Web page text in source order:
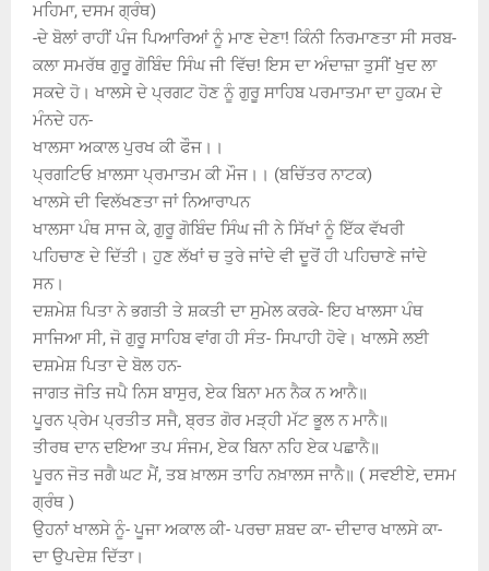
ਮਹਿਮਾ, ਦਸਮ ਗ੍ਰੰਥ)
-ਦੇ ਬੋਲਾਂ ਰਾਹੀਂ ਪੰਜ ਪਿਆਰਿਆਂ ਨੂੰ ਮਾਣ ਦੇਣਾ! ਕਿੰਨੀ ਨਿਰਮਾਣਤਾ ਸੀ ਸਰਬ-
ਕਲਾ ਸਮਰੱਥ ਗੁਰੂ ਗੋਬਿੰਦ ਸਿੰਘ ਜੀ ਵਿੱਚ! ਇਸ ਦਾ ਅੰਦਾਜ਼ਾ ਤੁਸੀਂ ਖੁਦ ਲਾ
ਸਕਦੇ ਹੋ। ਖਾਲਸੇ ਦੇ ਪ੍ਰਗਟ ਹੋਣ ਨੂੰ ਗੁਰੂ ਸਾਹਿਬ ਪਰਮਾਤਮਾ ਦਾ ਹੁਕਮ ਦੇ
ਮੰਨਦੇ ਹਨ-
ਖਾਲਸਾ ਅਕਾਲ ਪੁਰਖ ਕੀ ਫੌਜ।।
ਪ੍ਰਗਟਿਓ ਖ਼ਾਲਸਾ ਪ੍ਰਮਾਤਮ ਕੀ ਮੌਜ।। (ਬਚਿੱਤਰ ਨਾਟਕ)
ਖਾਲਸੇ ਦੀ ਵਿਲੱਖਣਤਾ ਜਾਂ ਨਿਆਰਾਪਨ
ਖਾਲਸਾ ਪੰਥ ਸਾਜ ਕੇ, ਗੁਰੂ ਗੋਬਿੰਦ ਸਿੰਘ ਜੀ ਨੇ ਸਿੱਖਾਂ ਨੂੰ ਇੱਕ ਵੱਖਰੀ
ਪਹਿਚਾਣ ਦੇ ਦਿੱਤੀ। ਹੁਣ ਲੱਖਾਂ ਚ ਤੁਰੇ ਜਾਂਦੇ ਵੀ ਦੂਰੋਂ ਹੀ ਪਹਿਚਾਣੇ ਜਾਂਦੇ
ਸਨ।
ਦਸ਼ਮੇਸ਼ ਪਿਤਾ ਨੇ ਭਗਤੀ ਤੇ ਸ਼ਕਤੀ ਦਾ ਸੁਮੇਲ ਕਰਕੇ- ਇਹ ਖਾਲਸਾ ਪੰਥ
ਸਾਜਿਆ ਸੀ, ਜੋ ਗੁਰੂ ਸਾਹਿਬ ਵਾਂਗ ਹੀ ਸੰਤ- ਸਿਪਾਹੀ ਹੋਵੇ। ਖਾਲਸੇੇ ਲਈ
ਦਸ਼ਮੇਸ਼ ਪਿਤਾ ਦੇ ਬੋਲ ਹਨ-
ਜਾਗਤ ਜੋਤਿ ਜਪੈ ਨਿਸ ਬਾਸੁਰ, ਏਕ ਬਿਨਾ ਮਨ ਨੈਕ ਨ ਆਨੈ॥
ਪੂਰਨ ਪ੍ਰੇਮ ਪ੍ਰਤੀਤ ਸਜੈ, ਬ੍ਰਤ ਗੋਰ ਮੜ੍ਹੀ ਮੱਟ ਭੂਲ ਨ ਮਾਨੈ॥
ਤੀਰਥ ਦਾਨ ਦਇਆ ਤਪ ਸੰਜਮ, ਏਕ ਬਿਨਾ ਨਹਿ ਏਕ ਪਛਾਨੈ॥
ਪੂਰਨ ਜੋਤ ਜਗੈ ਘਟ ਮੈਂ, ਤਬ ਖ਼ਾਲਸ ਤਾਹਿ ਨਖ਼ਾਲਸ ਜਾਨੈ॥ ( ਸਵਈਏ, ਦਸਮ
ਗ੍ਰੰਥ )
ਉਹਨਾਂ ਖਾਲਸੇ ਨੂੰ- ਪੂਜਾ ਅਕਾਲ ਕੀ- ਪਰਚਾ ਸ਼ਬਦ ਕਾ- ਦੀਦਾਰ ਖਾਲਸੇ ਕਾ-
ਦਾ ਉਪਦੇਸ਼ ਦਿੱਤਾ।